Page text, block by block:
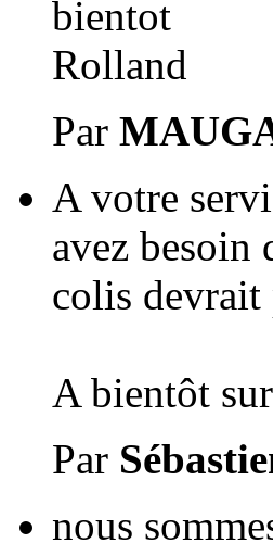
bientot
Rolland
Par
A votre
avez besoin
colis devrait
A bientôt
Par
nous